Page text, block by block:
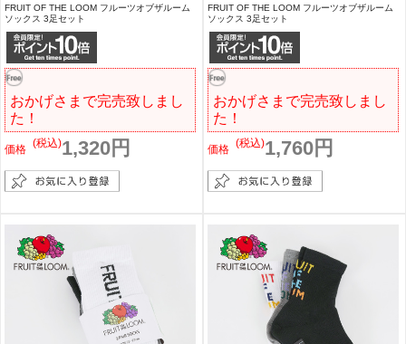
FRUIT OF THE LOOM フルーツオブザルーム
ソックス 3足セット
おかげさまで完売致しまし
た！
価格 1,320円
(税込)
FRUIT OF THE LOOM フルーツオブザルーム
ソックス 3足セット
おかげさまで完売致しまし
た！
価格 1,760円
(税込)